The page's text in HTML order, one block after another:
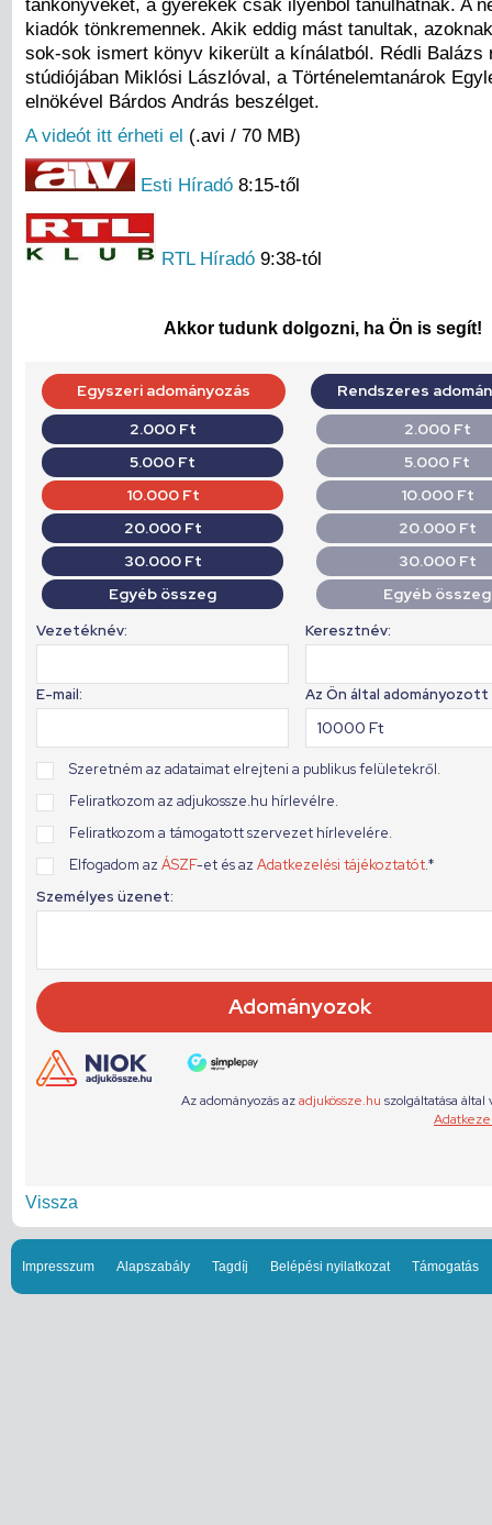
kiadók tönkremennek. Akik eddig mást tanultak,
sok-sok ismert könyv kikerült a kínálatból. Rédli Balázs
stúdiójában Miklósi Lászlóval, a Történelemtanárok
elnökével Bárdos András beszélget.
A videót itt érheti el (.avi / 70 MB)
Esti Híradó 8:15-től
RTL Híradó 9:38-tól
Akkor tudunk dolgozni, ha Ön is segít!
Vissza
Impresszum Alapszabály Tagdíj Belépési nyilatkozat Támogatás